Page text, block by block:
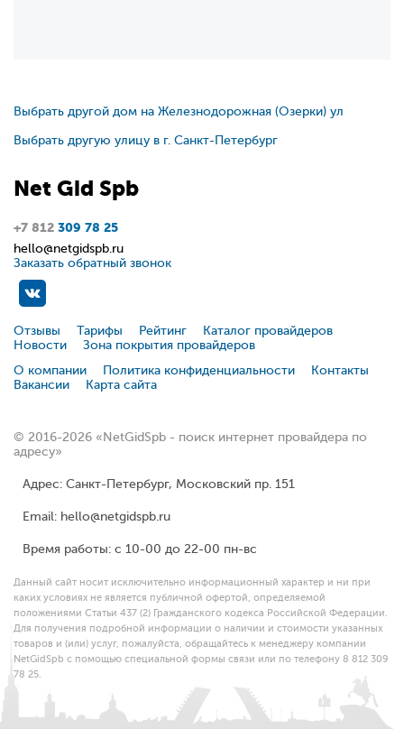
Выбрать другой дом на Железнодорожная (Озерки) ул
Выбрать другую улицу в г. Санкт-Петербург
Net Gid Spb
+7 812 309 78 25
hello@netgidspb.ru
Заказать обратный звонок
Отзывы Тарифы Рейтинг
Каталог провайдеров
Новости
Зона покрытия провайдеров
О компании
Политика конфиденциальности
Контакты
Вакансии
Карта сайта
© 2016-2026 «NetGidSpb - поиск интернет провайдера по
адресу»
Адрес: Санкт-Петербург, Московский пр. 151
Email: hello@netgidspb.ru
Время работы: с 10-00 до 22-00 пн-вс
Данный сайт носит исключительно информационный характер и ни при
каких условиях не является публичной офертой, определяемой
положениями Статьи 437 (2) Гражданского кодекса Российской Федерации.
Для получения подробной информации о наличии и стоимости указанных
товаров и (или) услуг, пожалуйста, обращайтесь к менеджеру компании
NetGidSpb с помощью специальной формы связи или по телефону 8 812 309
78 25.